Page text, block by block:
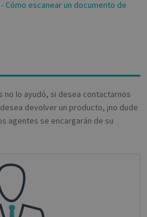
Cómo escanear un documento de
no lo ayudó, si desea contactarnos
devolver un producto, ¡no dude
agentes se encargarán de su
Analytics
allow core website
login and account
YouTube